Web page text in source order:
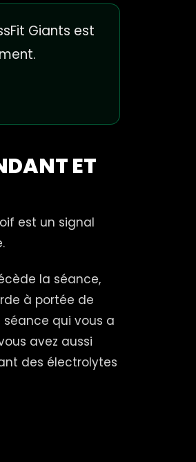
Giants est
ET
est un signal
la séance,
à portée de
qui vous a
avez aussi
des électrolytes